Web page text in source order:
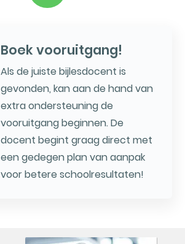
Boek vooruitgang!
Als de juiste bijlesdocent is
gevonden, kan aan de hand van
extra ondersteuning de
vooruitgang beginnen. De
docent begint graag direct met
een gedegen plan van aanpak
voor betere schoolresultaten!